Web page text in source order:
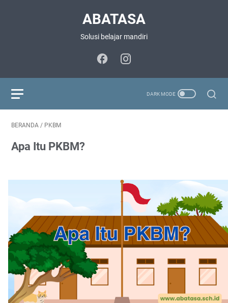
ABATASA
Solusi belajar mandiri
BERANDA / PKBM
Apa Itu PKBM?